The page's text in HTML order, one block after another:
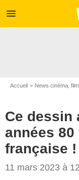
menu
Accueil News cinéma,
Ce dessin
années
française !
11 mars 2023 à